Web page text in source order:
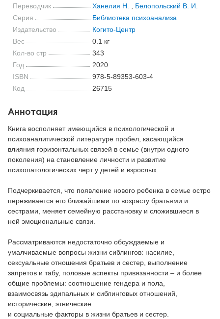
Переводчик
Ханелия Н.
Белопольский В. И.
Серия
Библиотека психоанализа
Издательство
Когито-Центр
Вес
0.1 кг
Кол-во стр
343
Год
2020
ISBN
978-5-89353-603-4
Код
26715
Аннотация
Книга восполняет имеющийся в психологической и
психоаналитической литературе пробел, касающийся
влияния горизонтальных связей в семье (внутри одного
поколения) на становление личности и развитие
психопатологических черт у детей и взрослых.
Подчеркивается, что появление нового ребенка в семье остро
переживается его ближайшими по возрасту братьями и
сестрами, меняет семейную расстановку и сложившиеся в
ней эмоциональные связи.
Рассматриваются недостаточно обсуждаемые и
умалчиваемые вопросы жизни сиблингов: насилие,
сексуальные отношения братьев и сестер, выполнение
запретов и табу, половые аспекты привязанности – и более
общие проблемы: соотношение гендера и пола,
взаимосвязь эдипальных и сиблинговых отношений,
исторические, этнические
и социальные факторы в жизни братьев и сестер.